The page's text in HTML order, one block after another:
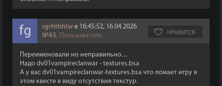
rgrhthhtw в 16:45:52, 16.04.2026
№45, Пользователь НРАВИТСЯ
Переименовали но неправильно....
Надо dv01vampireclanwar - textures.bsa
А у вас dv01vampireclanwar-textures.bsa что ломает игру в
этом квесте в виду отсутствия текстур.